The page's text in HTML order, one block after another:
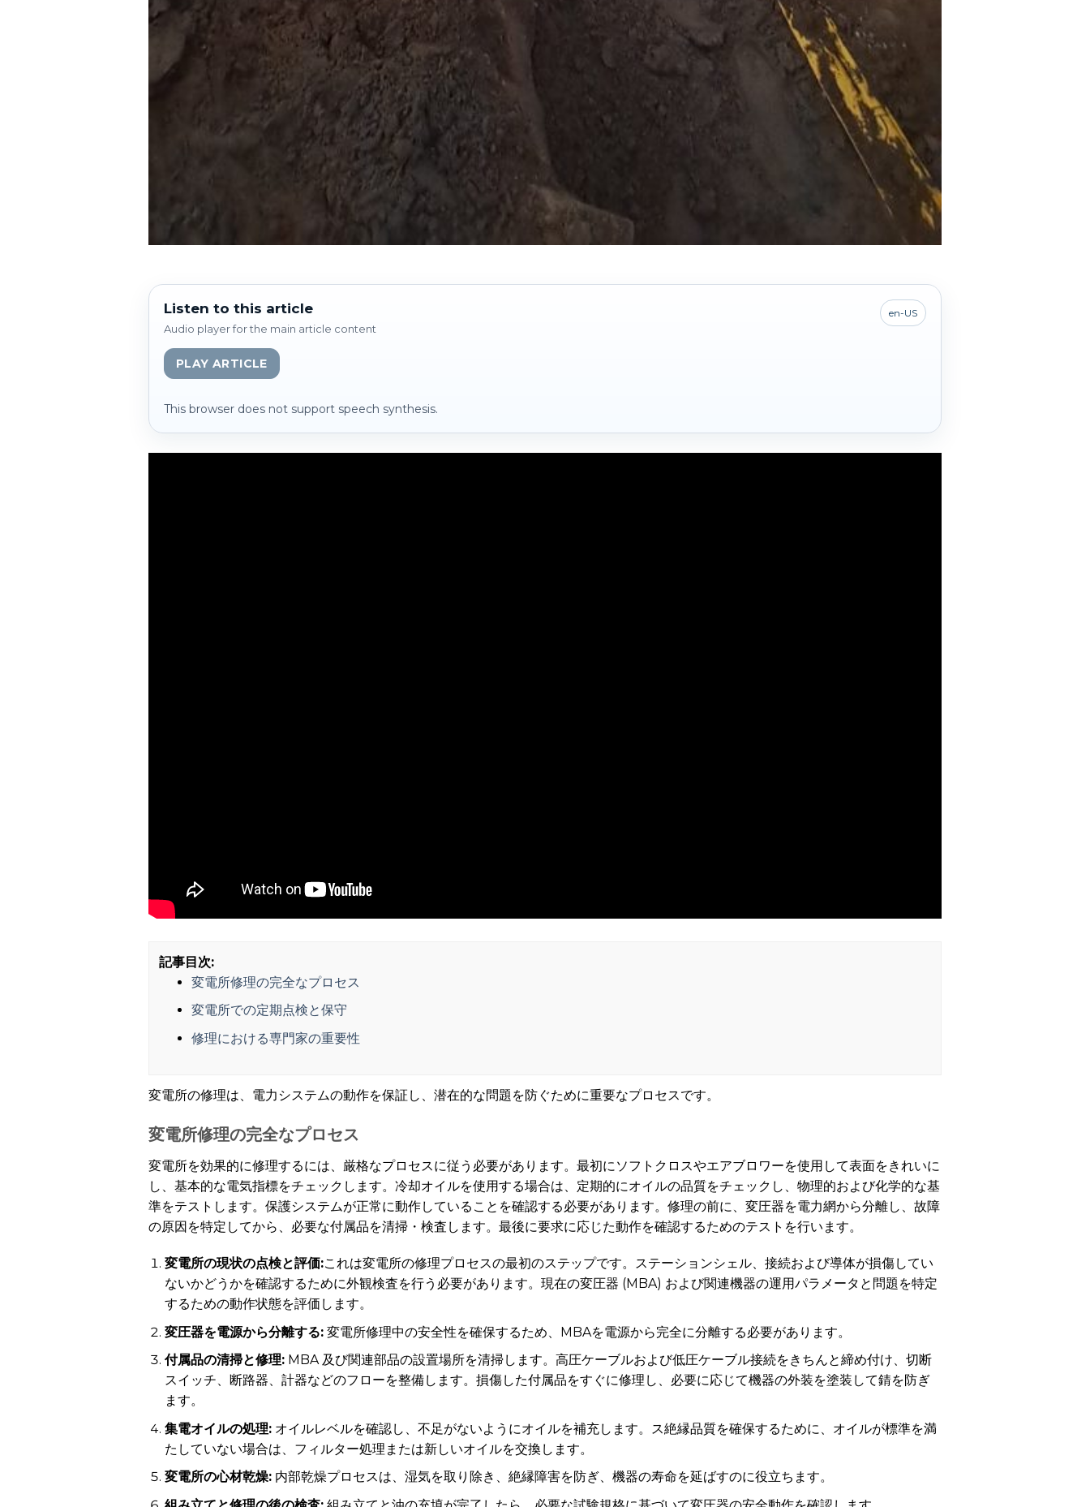
Listen to this article
Audio player for the main article content
en-US
PLAY ARTICLE
This browser does not support speech synthesis.
記事目次:
変電所修理の完全なプロセス
変電所での定期点検と保守
修理における専門家の重要性
変電所の修理は、電力システムの動作を保証し、潜在的な問題を防ぐために重要なプロセスです。
変電所修理の完全なプロセス
変電所を効果的に修理するには、厳格なプロセスに従う必要があります。最初にソフトクロスやエアブロワーを使用して表面をきれいに
し、基本的な電気指標をチェックします。冷却オイルを使用する場合は、定期的にオイルの品質をチェックし、物理的および化学的な基
準をテストします。保護システムが正常に動作していることを確認する必要があります。修理の前に、変圧器を電力網から分離し、故障
の原因を特定してから、必要な付属品を清掃・検査します。最後に要求に応じた動作を確認するためのテストを行います。
変電所の現状の点検と評価:これは変電所の修理プロセスの最初のステップです。ステーションシェル、接続および導体が損傷してい
ないかどうかを確認するために外観検査を行う必要があります。現在の変圧器 (MBA) および関連機器の運用パラメータと問題を特定
するための動作状態を評価します。
変圧器を電源から分離する: 変電所修理中の安全性を確保するため、MBAを電源から完全に分離する必要があります。
付属品の清掃と修理: MBA 及び関連部品の設置場所を清掃します。高圧ケーブルおよび低圧ケーブル接続をきちんと締め付け、切断
スイッチ、断路器、計器などのフローを整備します。損傷した付属品をすぐに修理し、必要に応じて機器の外装を塗装して錆を防ぎ
ます。
集電オイルの処理: オイルレベルを確認し、不足がないようにオイルを補充します。ス絶縁品質を確保するために、オイルが標準を満
たしていない場合は、フィルター処理または新しいオイルを交換します。
変電所の心材乾燥: 内部乾燥プロセスは、湿気を取り除き、絶縁障害を防ぎ、機器の寿命を延ばすのに役立ちます。